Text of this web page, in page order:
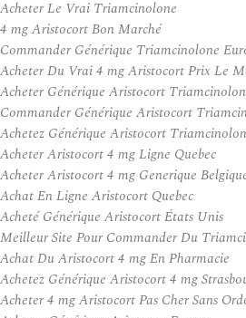
Acheter Le Vrai Triamcinolone
4 mg Aristocort Bon Marché
Commander Générique Triamcinolone
Acheter Du Vrai 4 mg Aristocort Prix Le
Acheter Générique Aristocort
Commander Générique Aristocort
Achetez Générique Aristocort
Acheter Aristocort 4 mg Ligne Quebec
Acheter Aristocort 4 mg Generique
Achat En Ligne Aristocort Quebec
Acheté Générique Aristocort États Unis
Meilleur Site Pour Commander Du
Achat Du Aristocort 4 mg En Pharmacie
Achetez Générique Aristocort 4 mg
Acheter 4 mg Aristocort Pas Cher Sans